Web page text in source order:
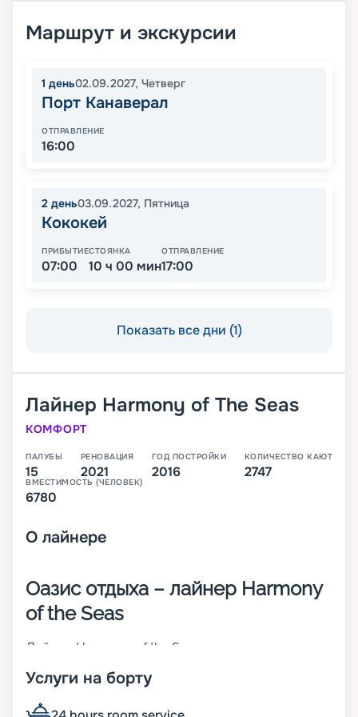
Маршрут и экскурсии
1 день02.09.2027, Четверг
Порт Канаверал
ОТПРАВЛЕНИЕ
16:00
2 день03.09.2027, Пятница
Кококей
ПРИБЫТИЕ
07:00
СТОЯНКА
10 ч 00 мин
ОТПРАВЛЕНИЕ
17:00
Показать все дни (1)
Лайнер Harmony of The Seas
КОМФОРТ
ПАЛУБЫ
15
РЕНОВАЦИЯ
2021
ГОД ПОСТРОЙКИ
2016
КОЛИЧЕСТВО КАЮТ
2747
ВМЕСТИМОСТЬ (ЧЕЛОВЕК)
6780
О лайнере
Оазис отдыха – лайнер Harmony
of the Seas
Лайнер Harmony of the Seas на момент
на воду в 2016 году. Судно относится к классу
представлен широкий выбор развлечений. Для
Услуги на борту